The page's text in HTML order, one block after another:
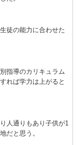
徒の能力に合わせた
指導のカリキュラム
れば学力は上がると
人通りもあり子供が1
だと思う。